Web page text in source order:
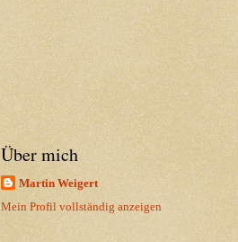
Über mich
Martin Weigert
Mein Profil vollständig anzeigen